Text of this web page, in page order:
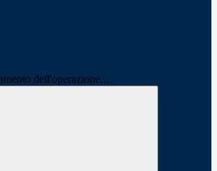
dell'operazione...